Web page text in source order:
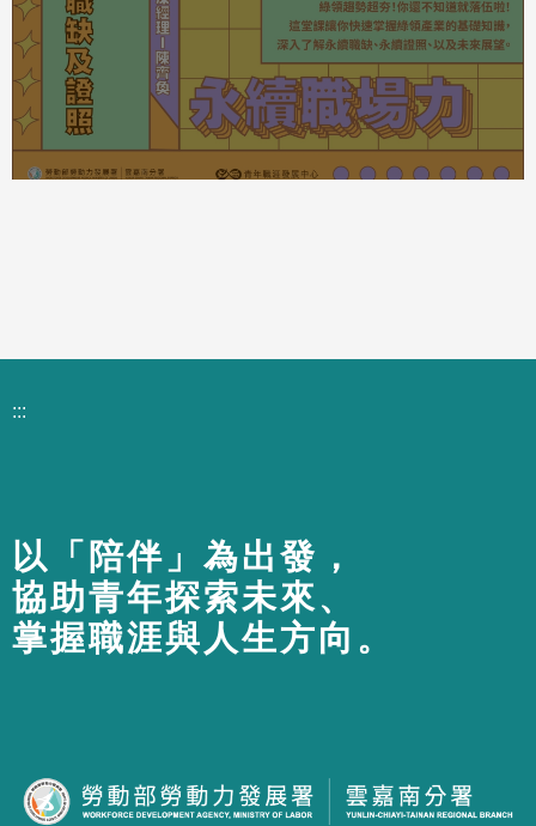
:::
以「陪伴」為出發，
協助青年探索未來、
掌握職涯與人生方向。